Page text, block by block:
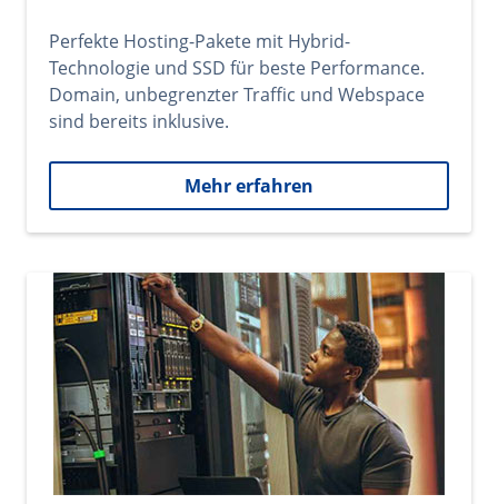
Perfekte Hosting-Pakete mit Hybrid-
Technologie und SSD für beste Performance.
Domain, unbegrenzter Traffic und Webspace
sind bereits inklusive.
Mehr erfahren